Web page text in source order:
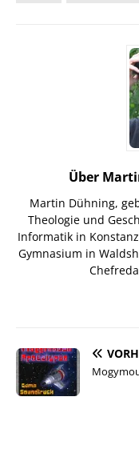
Über
Martin Dühning,
Theologie und
Informatik in
Gymnasium in